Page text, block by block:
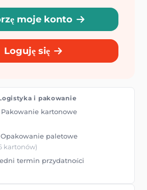
moje konto
Loguję się
i pakowanie
Pakowanie kartonowe
Opakowanie paletowe
kartonów)
termin przydatności